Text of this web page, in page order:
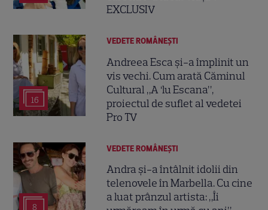
EXCLUSIV
16
VEDETE ROMÂNEŞTI
Andreea Esca și-a împlinit un
vis vechi. Cum arată Căminul
Cultural „A ‘lu Escana”,
proiectul de suflet al vedetei
Pro TV
8
VEDETE ROMÂNEŞTI
Andra și-a întâlnit idolii din
telenovele în Marbella. Cu cine
a luat prânzul artista: „Îi